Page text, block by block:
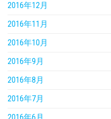
2016年12月
2016年11月
2016年10月
2016年9月
2016年8月
2016年7月